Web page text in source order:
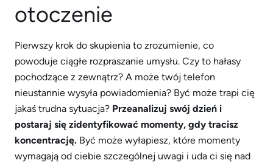
otoczenie
Pierwszy krok do skupienia to zrozumienie, co
powoduje ciągłe rozpraszanie umysłu. Czy to hałasy
pochodzące z zewnątrz? A może twój telefon
nieustannie wysyła powiadomienia? Być może trapi cię
jakaś trudna sytuacja? Przeanalizuj swój dzień i
postaraj się zidentyfikować momenty, gdy tracisz
koncentrację. Być może wyłapiesz, które momenty
wymagają od ciebie szczególnej uwagi i uda ci się nad